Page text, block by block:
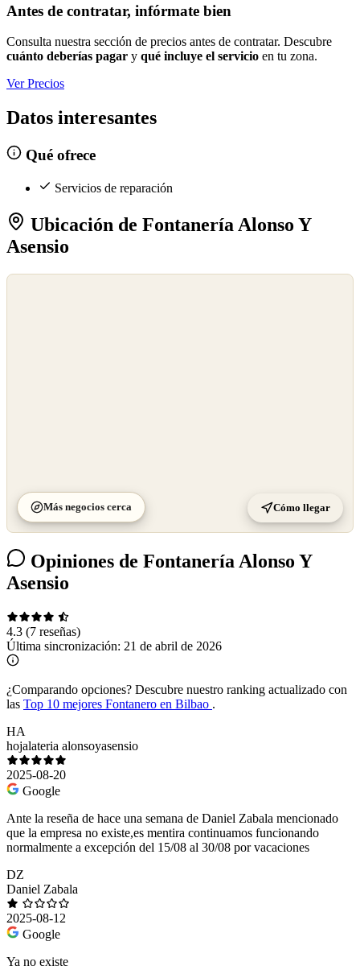
Antes de contratar, infórmate bien
Consulta nuestra sección de precios antes de contratar. Descubre
cuánto deberías pagar y qué incluye el servicio en tu zona.
Ver Precios
Datos interesantes
Qué ofrece
Servicios de reparación
Ubicación de Fontanería Alonso Y
Asensio
Más negocios cerca Cómo llegar
Opiniones de Fontanería Alonso Y
Asensio
4.3 (7 reseñas)
Última sincronización: 21 de abril de 2026
¿Comparando opciones? Descubre nuestro ranking actualizado con
las Top 10 mejores Fontanero en Bilbao .
HA
hojalateria alonsoyasensio
2025-08-20
Google
Ante la reseña de hace una semana de Daniel Zabala mencionado
que la empresa no existe,es mentira continuamos funcionando
normalmente a excepción del 15/08 al 30/08 por vacaciones
DZ
Daniel Zabala
2025-08-12
Google
Ya no existe